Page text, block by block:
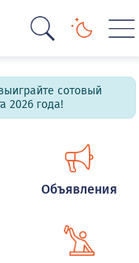
сотовый
2026 года!
Объявления